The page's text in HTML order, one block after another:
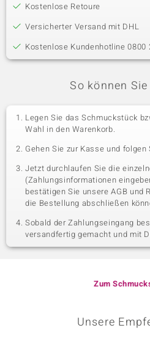
Kostenlose Retoure
Versicherter Versand mit DHL
Kostenlose Kundenhotline 0800
So können
Legen Sie das Schmuckstück
Wahl in den Warenkorb.
Gehen Sie zur Kasse und
Jetzt durchlaufen Sie die
(Zahlungsinformationen
bestätigen Sie unsere AGB und
die Bestellung abschließen
Sobald der Zahlungseingang
versandfertig gemacht und mit
Zum
Unsere